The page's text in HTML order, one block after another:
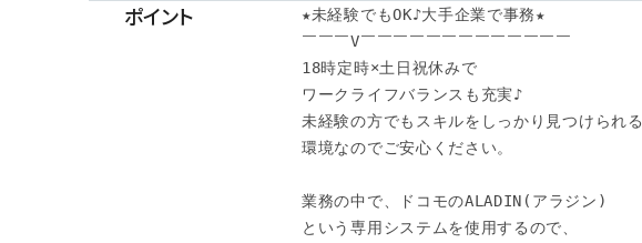
ポイント
★未経験でもOK♪大手企業で事務★
￣￣￣V￣￣￣￣￣￣￣￣￣￣￣￣￣
18時定時×土日祝休みで
ワークライフバランスも充実♪
未経験の方でもスキルをしっかり見つけられる
環境なのでご安心ください。
業務の中で、ドコモのALADIN(アラジン)
という専用システムを使用するので、